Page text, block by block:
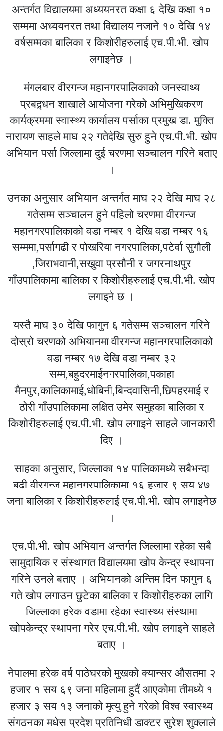
अन्तर्गत विद्यालयमा अध्ययनरत कक्षा ६ देखि कक्षा १०
सम्ममा अध्ययनरत तथा विद्यालय नजाने १० देखि १४
वर्षसम्मका बालिका र किशोरीहरुलाई एच.पी.भी. खोप
लगाइनेछ ।
मंगलबार वीरगन्ज महानगरपालिकाको जनस्वाथ्य
प्रबद्र्धन शाखाले आयोजना गरेको अभिमुखिकरण
कार्यक्रममा स्वास्थ्य कार्यालय पर्साका प्रमुख डा. मुक्ति
नारायण साहले माघ २२ गतेदेखि सुरु हुने एच.पी.भी. खोप
अभियान पर्सा जिल्लामा दुई चरणमा सञ्चालन गरिने बताए
।
उनका अनुसार अभियान अन्तर्गत माघ २२ देखि माघ २८
गतेसम्म सञ्चालन हुने पहिलो चरणमा वीरगन्ज
महानगरपालिकाको वडा नम्बर १ देखि वडा नम्बर १६
सम्ममा,पर्सागढी र पोखरिया नगरपालिका,पटेर्वा सुगौली
,जिराभवानी,सखुवा प्रसौनी र जगरनाथपुर
गाँउपालिकामा बालिका र किशोरीहरुलाई एच.पी.भी. खोप
लगाइने छ ।
यस्तै माघ ३० देखि फागुन ६ गतेसम्म सञ्चालन गरिने
दोस्रो चरणको अभियानमा वीरगन्ज महानगरपालिकाको
वडा नम्बर १७ देखि वडा नम्बर ३२
सम्म,बहुदरमाईनगरपालिका,पकाहा
मैनपुर,कालिकामाई,धोबिनी,बिन्दवासिनी,छिपहरमाई र
ठोरी गाँउपालिकामा लक्षित उमेर समुहका बालिका र
किशोरीहरुलाई एच.पी.भी. खोप लगाइने साहले जानकारी
दिए ।
साहका अनुसार, जिल्लाका १४ पालिकामध्ये सबैभन्दा
बढी वीरगन्ज महानगरपालिकामा १६ हजार ९ सय ४७
जना बालिका र किशोरीहरुलाई एच.पी.भी. खोप लगाइनेछ
।
एच.पी.भी. खोप अभियान अन्तर्गत जिल्लामा रहेका सबै
सामुदायिक र संस्थागत विद्यालयमा खोप केन्द्र स्थापना
गरिने उनले बताए । अभियानको अन्तिम दिन फागुन ६
गते खोप लगाउन छुटेका बालिका र किशोरीहरुका लागि
जिल्लाका हरेक वडामा रहेका स्वास्थ्य संस्थामा
खोपकेन्द्र स्थापना गरेर एच.पी.भी. खोप लगाइने साहले
बताए ।
नेपालमा हरेक वर्ष पाठेघरको मुखको क्यान्सर औसतमा २
हजार १ सय ६९ जना महिलामा हुदैं आएकोमा तीमध्ये १
हजार ३ सय १३ जनाको मृत्यु हुने गरेको विश्व स्वास्थ्य
संगठनका मधेस प्रदेश प्रतिनिधी डाक्टर सुरेश शुक्लाले